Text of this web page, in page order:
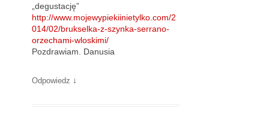
„degustację”
http://www.mojewypiekiinietylko.com/2
014/02/brukselka-z-szynka-serrano-
orzechami-wloskimi/
Pozdrawiam. Danusia
Odpowiedz ↓